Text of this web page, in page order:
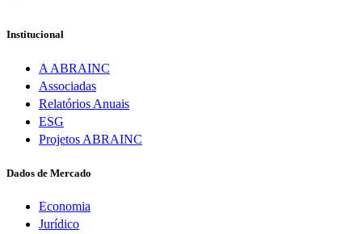
Institucional
A ABRAINC
Associadas
Relatórios Anuais
ESG
Projetos ABRAINC
Dados de Mercado
Economia
Jurídico